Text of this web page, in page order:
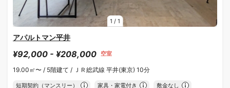
1 / 1
アパルトマン平井
¥92,000 - ¥208,000 空室
19.00㎡〜 / 5階建て / ＪＲ総武線 平井(東京) 10分
短期契約（マンスリー） 家具・家電付き 敷金なし